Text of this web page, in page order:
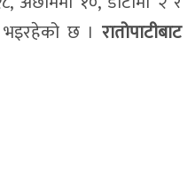
भइरहेको छ । रातोपाटीबाट